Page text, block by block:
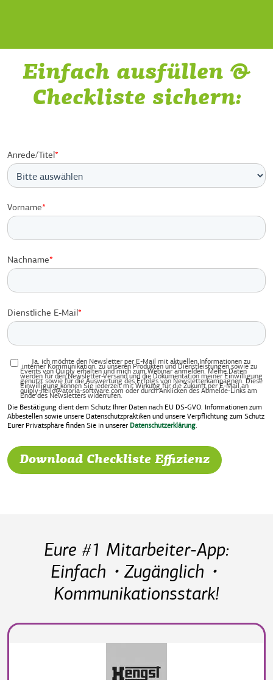
Einfach ausfüllen &
Checkliste sichern:
Anrede/Titel*
Vorname*
Nachname*
Dienstliche E-Mail*
Ja, ich möchte den Newsletter per E-Mail mit aktuellen Informationen zu
interner Kommunikation, zu unseren Produkten und Dienstleistungen sowie zu
Events von Quiply erhalten und mich zum Webinar anmelden. Meine Daten
werden für den Newsletter-Versand und die Dokumentation meiner Einwilligung
genutzt sowie für die Auswertung des Erfolgs von Newsletterkampagnen. Diese
Einwilligung können Sie jederzeit mit Wirkung für die Zukunft per E-Mail an
quiply-hello@atoria-software.com oder durch Anklicken des Abmelde-Links am
Ende des Newsletters widerrufen.
Die Bestätigung dient dem Schutz Ihrer Daten nach EU DS-GVO. Informationen zum
Abbestellen sowie unsere Datenschutzpraktiken und unsere Verpflichtung zum Schutz
Eurer Privatsphäre finden Sie in unserer Datenschutzerklärung.
Eure #1 Mitarbeiter-App:
Einfach・Zugänglich・
Kommunikationsstark!